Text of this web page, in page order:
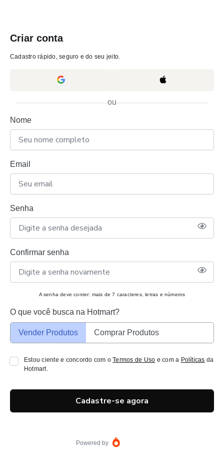
Criar conta
Cadastro rápido, seguro e do seu jeito.
ou
Nome
Email
Senha
Confirmar senha
A senha deve conter: mais de 7 caracteres, letras e números
O que você busca na Hotmart?
Vender Produtos Comprar Produtos
Estou ciente e concordo com oTermos de Uso e com a Políticas da
Hotmart.
Cadastre-se agora
Powered by